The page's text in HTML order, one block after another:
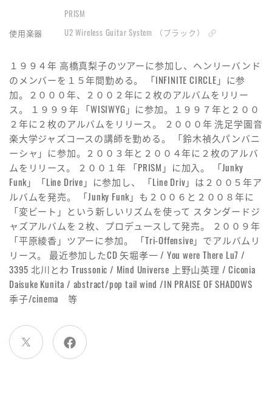
PRISM
使用楽器
U2 Wireless Guitar System （ブラック）
１９９４年 高橋真梨子のツアーに参加し、ヘンリーバンド
のメンバーを１５年間勤める。 「INFINITE CIRCLE」に参
加。２０００年、２００２年に２枚のアルバムをリリー
ス。 １９９９年 「WISIWYG」に参加。１９９７年と２００
２年に２枚のアルバムをリリース。 ２０００年 洗足学園音
楽大学ジャズコースの講師を勤める。 「鈴木禎久パンバニ
ーシャ」に参加。２００３年と２００４年に２枚のアルバ
ムをリリース。 ２００１年 「PRISM」に加入。 「Junky
Funk」「Line Drive」に参加し、 「Line Driv」は２００５年ア
ルバムを発売。 「Junky Funk」も２００６と２００８年に
「変ビート」という新しいリズムを使って スタンダードジ
ャズアルバムを２枚、プロデュースして発売。 ２００９年
「平原綾香」ツアーに参加。 「Tri-Offensive」でアルバムリ
リース。 最近参加したCD 矢堀孝一 / You were There Lu7 /
3395 北川とわ Trussonic / Mind Universe 上野山英理 / Ciconia
Daisuke Kunita / abstract/pop tail wind /IN PRAISE OF SHADOWS
季子/cinema 等